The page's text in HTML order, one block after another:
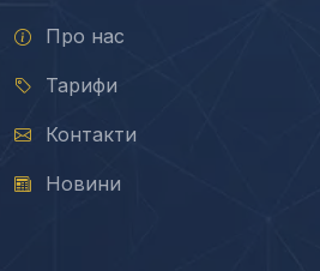
Про нас
Тарифи
Контакти
Новини